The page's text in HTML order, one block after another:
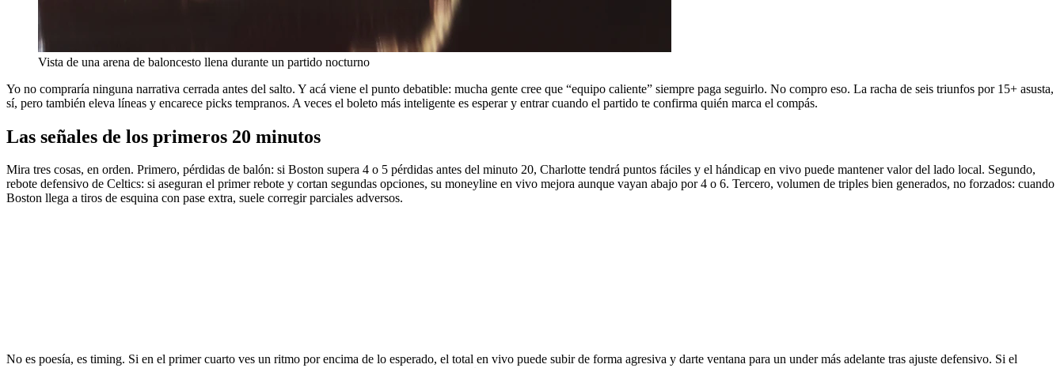
Vista de una arena de baloncesto llena durante un partido nocturno
Yo no compraría ninguna narrativa cerrada antes del salto. Y acá viene el punto debatible: mucha gente cree que “equipo caliente” siempre paga seguirlo. No compro eso. La racha de seis triunfos por 15+ asusta,
sí, pero también eleva líneas y encarece picks tempranos. A veces el boleto más inteligente es esperar y entrar cuando el partido te confirma quién marca el compás.
Las señales de los primeros 20 minutos
Mira tres cosas, en orden. Primero, pérdidas de balón: si Boston supera 4 o 5 pérdidas antes del minuto 20, Charlotte tendrá puntos fáciles y el hándicap en vivo puede mantener valor del lado local. Segundo,
rebote defensivo de Celtics: si aseguran el primer rebote y cortan segundas opciones, su moneyline en vivo mejora aunque vayan abajo por 4 o 6. Tercero, volumen de triples bien generados, no forzados: cuando
Boston llega a tiros de esquina con pase extra, suele corregir parciales adversos.
No es poesía, es timing. Si en el primer cuarto ves un ritmo por encima de lo esperado, el total en vivo puede subir de forma agresiva y darte ventana para un under más adelante tras ajuste defensivo. Si el